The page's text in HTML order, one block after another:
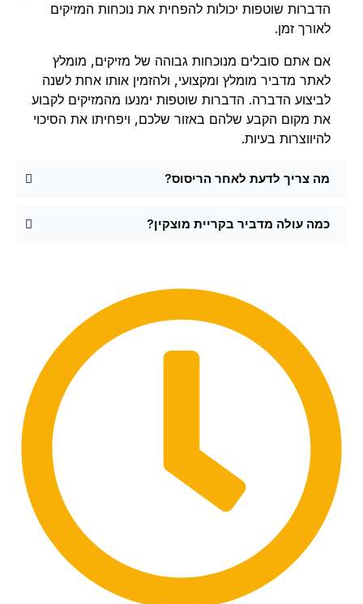
הדברות שוטפות יכולות להפחית את נוכחות המזיקים
לאורך זמן.
אם אתם סובלים מנוכחות גבוהה של מזיקים, מומלץ
לאתר מדביר מומלץ ומקצועי, ולהזמין אותו אחת לשנה
לביצוע הדברה. הדברות שוטפות ימנעו מהמזיקים לקבוע
את מקום הקבע שלהם באזור שלכם, ויפחיתו את הסיכוי
להיווצרות בעיות.
מה צריך לדעת לאחר הריסוס?
כמה עולה מדביר בקריית מוצקין?